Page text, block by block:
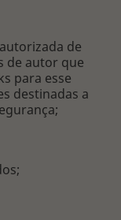
de
de autor que
para esse
destinadas a